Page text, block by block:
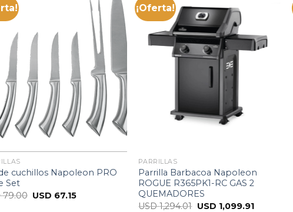
cuchillos Napoleon PRO
Set
79.00 USD 67.15
¡Oferta!
PARRILLAS
Parrilla Barbacoa Napoleon
ROGUE R365PK1-RC GAS 2
QUEMADORES
USD1,294.01 USD 1,099.91